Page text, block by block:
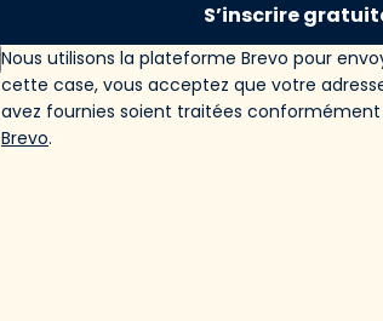
S’inscrire
Nous utilisons la plateforme Brevo pour
cette case, vous acceptez que votre
avez fournies soient traitées conformément
Brevo.